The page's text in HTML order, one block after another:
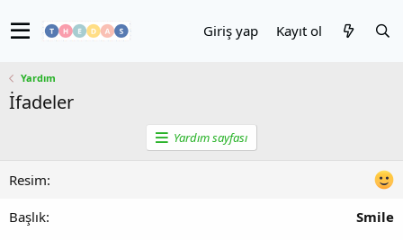
Giriş yap Kayıt ol
Yardım
İfadeler
Yardım sayfası
Smile